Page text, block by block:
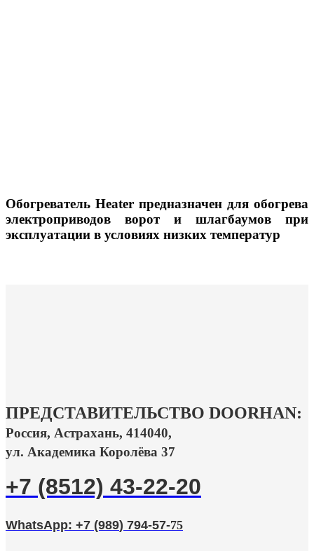
Обогреватель Heater предназначен для обогрева
электроприводов ворот и шлагбаумов при
эксплуатации в условиях низких температур
ПРЕДСТАВИТЕЛЬСТВО DOORHAN:
Россия, Астрахань, 414040,
ул. Академика Королёва 37
+7 (8512) 43-22-20
WhatsApp: +7 (989) 794-57-75